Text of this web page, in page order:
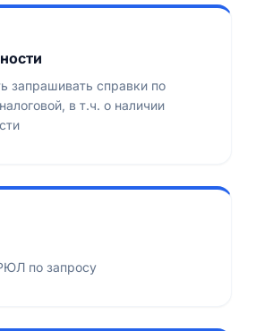
запрашивать справки по
в т.ч. о наличии
по запросу